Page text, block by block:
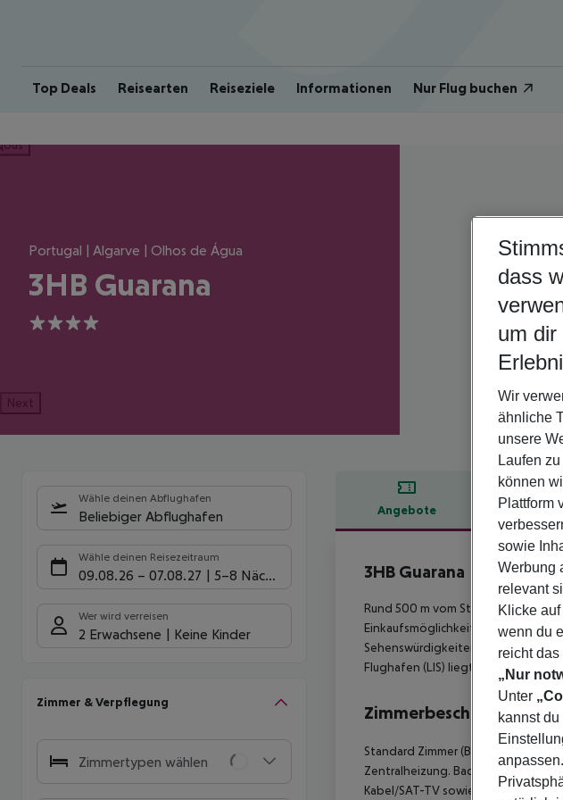
Top Deals Reisearten Reiseziele Informationen Nur Flug buchen
Portugal | Algarve | Olhos de Água
3HB Guarana
4
Next
Wähle deinen Abflughafen
Beliebiger Abflughafen
Wähle deinen Reisezeitraum
09.08.26 – 07.08.27 5-8 Nächte
Wer wird verreisen
2 Erwachsene Keine Kinder
Zimmer & Verpflegung
Zimmertypen wählen
Angebote
3HB Guarana
Rund 500 m vom Strand entfernt
Einkaufsmöglichkeiten liegen ca.
Sehenswürdigkeiten sind vom
Flughafen (LIS) liegt in etwa 254 km
Zimmerbeschreibung
Standard Zimmer (Balkon):
Mit
Zentralheizung. Badezimmer mit
Kabel/SAT-TV sowie zentral
dass
um dir
Wir
ähnliche
unsere
Laufen
können
Plattform
sowie
Werbung
relevant
Klicke auf
wenn du
reicht
„Nur
Unter
kannst